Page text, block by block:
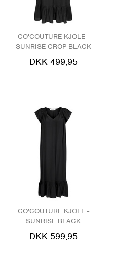
CO'COUTURE KJOLE -
SUNRISE CROP BLACK
DKK 499,95
CO'COUTURE KJOLE -
SUNRISE BLACK
DKK 599,95